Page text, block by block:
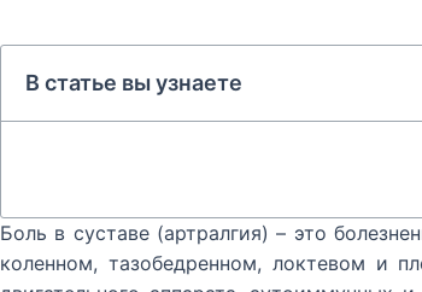
В статье вы узнаете
Боль в суставе (артралгия) – это
коленном, тазобедренном, локтевом и